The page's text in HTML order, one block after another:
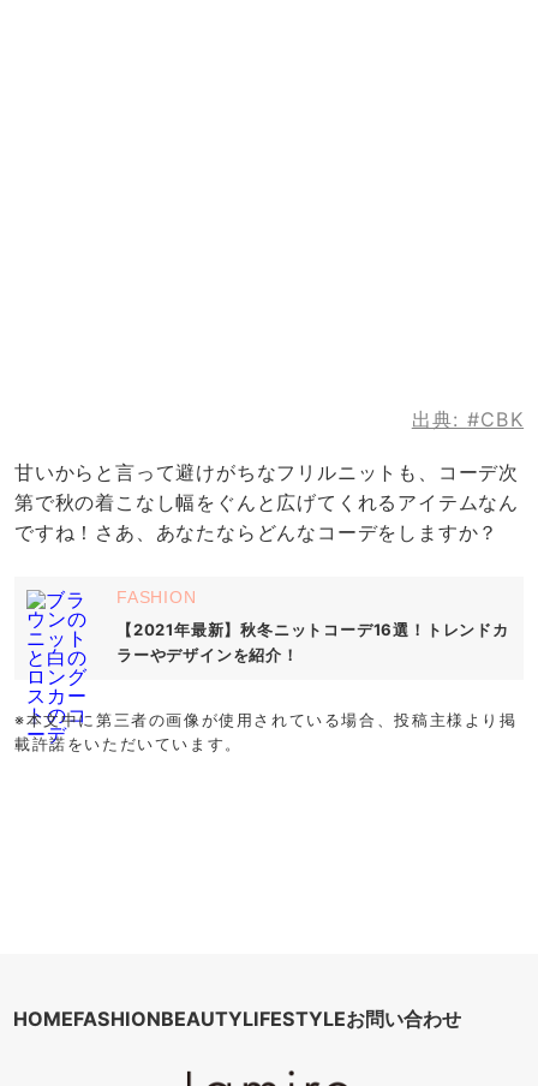
出典: #CBK
甘いからと言って避けがちなフリルニットも、コーデ次
第で秋の着こなし幅をぐんと広げてくれるアイテムなん
ですね！さあ、あなたならどんなコーデをしますか？
FASHION
【2021年最新】秋冬ニットコーデ16選！トレンドカ
ラーやデザインを紹介！
※本文中に第三者の画像が使用されている場合、投稿主様より掲
載許諾をいただいています。
HOMEFASHIONBEAUTYLIFESTYLEお問い合わせ